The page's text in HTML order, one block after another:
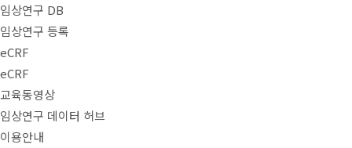
임상연구 DB
임상연구 등록
eCRF
eCRF
교육동영상
임상연구 데이터 허브
이용안내